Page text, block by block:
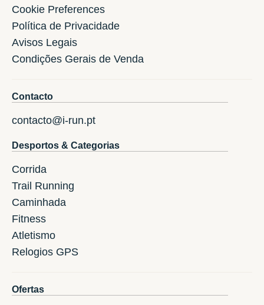
Cookie Preferences
Política de Privacidade
Avisos Legais
Condições Gerais de Venda
Contacto
contacto@i-run.pt
Desportos & Categorias
Corrida
Trail Running
Caminhada
Fitness
Atletismo
Relogios GPS
Ofertas